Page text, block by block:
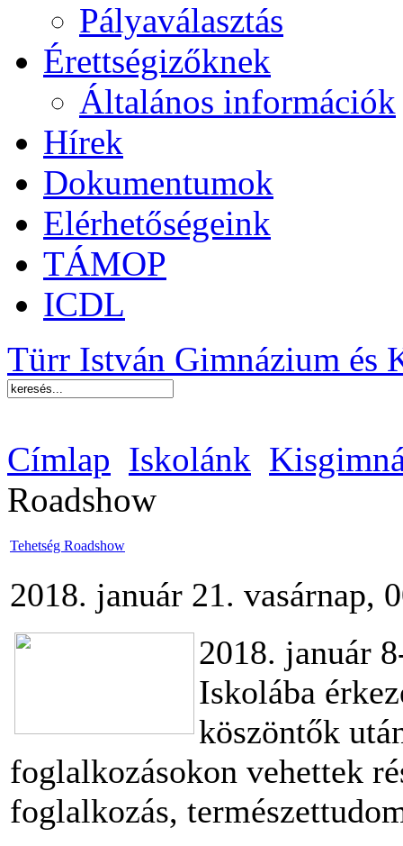
Pályaválasztás
Érettségizőknek
Általános információk
Hírek
Dokumentumok
Elérhetőségeink
TÁMOP
ICDL
Türr István Gimnázium és
Címlap Iskolánk
Roadshow
Tehetség Roadshow
2018. január 21. vasárnap,
2018. január
Iskolába
köszöntők
foglalkozásokon vehettek
foglalkozás,